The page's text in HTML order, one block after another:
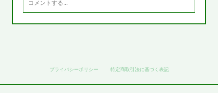
プライバシーポリシー 特定商取引法に基づく表記